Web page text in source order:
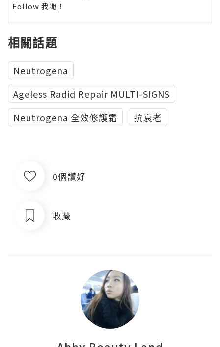
Follow 我哋 ！
相關話題
Neutrogena
Ageless Radid Repair MULTI-SIGNS
Neutrogena 全效修護霜
抗衰老
0個讚好
收藏